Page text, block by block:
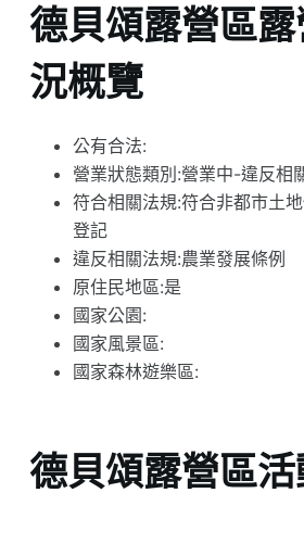
德貝頌露營區
況概覽
公有合法:
營業狀態類別:營業中-違反相
符合相關法規:符合非都市土
登記
違反相關法規:農業發展條例
原住民地區:是
國家公園:
國家風景區:
國家森林遊樂區:
德貝頌露營區